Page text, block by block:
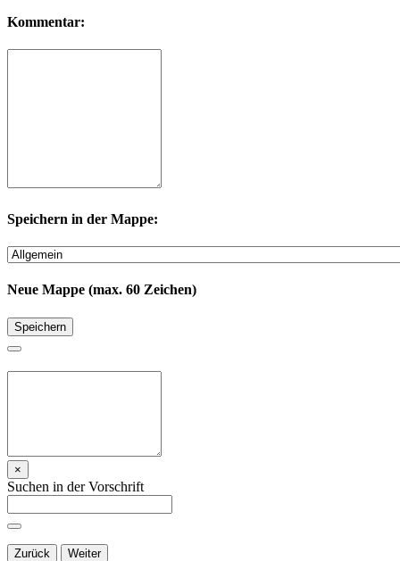
Kommentar:
Speichern in der Mappe:
Neue Mappe (max. 60 Zeichen)
Speichern
×
Suchen in der Vorschrift
Zurück Weiter